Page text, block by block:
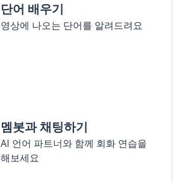
단어 배우기
영상에 나오는 단어를 알려드려요
멤봇과 채팅하기
AI 언어 파트너와 함께 회화 연습을
해보세요